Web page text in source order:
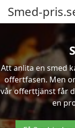
Smed-
Att anlita en smed
offertfasen. Men
vår offerttjänst får
en